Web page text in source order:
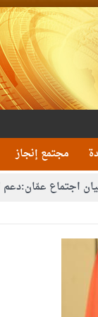
مجتمع إنجاز
عمّان:دعم الوصاية